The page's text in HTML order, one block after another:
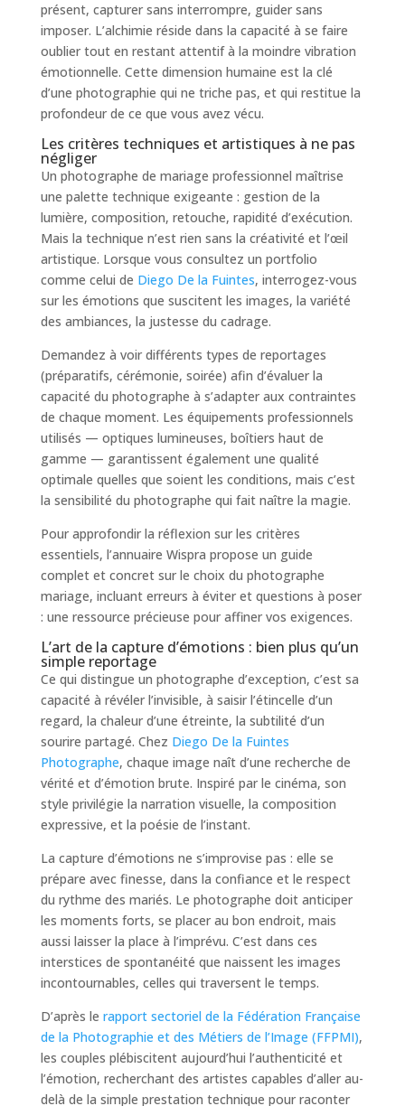
présent, capturer sans interrompre, guider sans
imposer. L’alchimie réside dans la capacité à se faire
oublier tout en restant attentif à la moindre vibration
émotionnelle. Cette dimension humaine est la clé
d’une photographie qui ne triche pas, et qui restitue la
profondeur de ce que vous avez vécu.
Les critères techniques et artistiques à ne pas
négliger
Un photographe de mariage professionnel maîtrise
une palette technique exigeante : gestion de la
lumière, composition, retouche, rapidité d’exécution.
Mais la technique n’est rien sans la créativité et l’œil
artistique. Lorsque vous consultez un portfolio
comme celui de Diego De la Fuintes, interrogez-vous
sur les émotions que suscitent les images, la variété
des ambiances, la justesse du cadrage.
Demandez à voir différents types de reportages
(préparatifs, cérémonie, soirée) afin d’évaluer la
capacité du photographe à s’adapter aux contraintes
de chaque moment. Les équipements professionnels
utilisés — optiques lumineuses, boîtiers haut de
gamme — garantissent également une qualité
optimale quelles que soient les conditions, mais c’est
la sensibilité du photographe qui fait naître la magie.
Pour approfondir la réflexion sur les critères
essentiels, l’annuaire Wispra propose un guide
complet et concret sur le choix du photographe
mariage, incluant erreurs à éviter et questions à poser
: une ressource précieuse pour affiner vos exigences.
L’art de la capture d’émotions : bien plus qu’un
simple reportage
Ce qui distingue un photographe d’exception, c’est sa
capacité à révéler l’invisible, à saisir l’étincelle d’un
regard, la chaleur d’une étreinte, la subtilité d’un
sourire partagé. Chez Diego De la Fuintes
Photographe, chaque image naît d’une recherche de
vérité et d’émotion brute. Inspiré par le cinéma, son
style privilégie la narration visuelle, la composition
expressive, et la poésie de l’instant.
La capture d’émotions ne s’improvise pas : elle se
prépare avec finesse, dans la confiance et le respect
du rythme des mariés. Le photographe doit anticiper
les moments forts, se placer au bon endroit, mais
aussi laisser la place à l’imprévu. C’est dans ces
interstices de spontanéité que naissent les images
incontournables, celles qui traversent le temps.
D’après le rapport sectoriel de la Fédération Française
de la Photographie et des Métiers de l’Image (FFPMI),
les couples plébiscitent aujourd’hui l’authenticité et
l’émotion, recherchant des artistes capables d’aller au-
delà de la simple prestation technique pour raconter